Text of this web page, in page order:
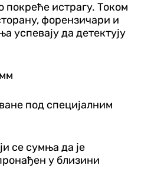
истрагу. Током
форензичари и
успевају да детектују
под специјалним
се сумња да је
у близини